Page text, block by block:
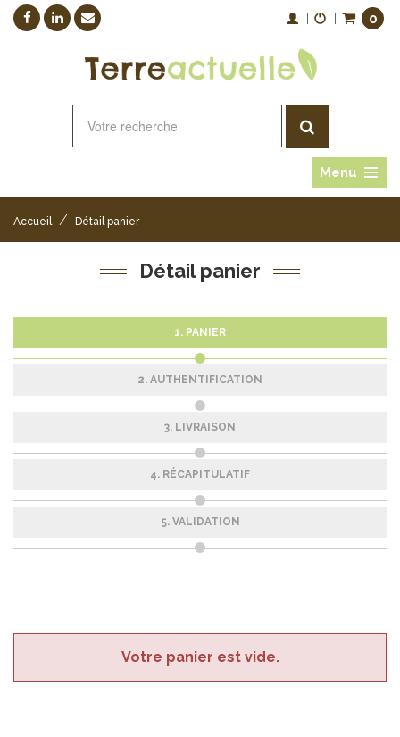
0
Menu
Accueil / Détail panier
Détail panier
1. PANIER
2. AUTHENTIFICATION
3. LIVRAISON
4. RÉCAPITULATIF
5. VALIDATION
Votre panier est vide.